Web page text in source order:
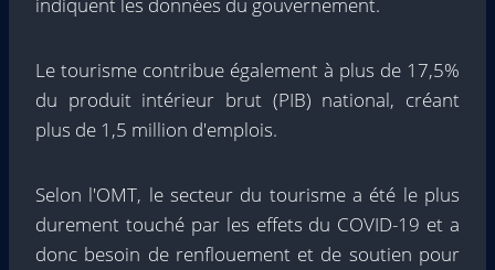
Le tourisme contribue également à plus de 17,5%
du produit intérieur brut (PIB) national, créant
plus de 1,5 million d'emplois.
Selon l'OMT, le secteur du tourisme a été le plus
durement touché par les effets du COVID-19 et a
donc besoin de renflouement et de soutien pour